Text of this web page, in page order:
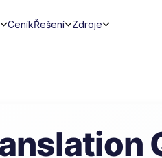
CeníkŘešení Zdroje